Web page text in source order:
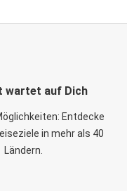
wartet auf Dich
Entdecke
in mehr als 40
Ländern.